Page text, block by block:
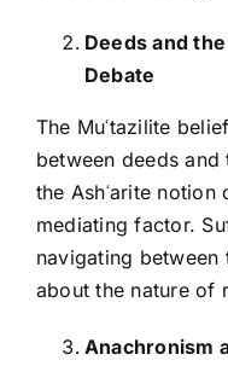
Deeds and
Debate
The Muʿtazilite
between deeds
the Ashʿarite
mediating factor.
navigating between
about the nature of
Anachronism